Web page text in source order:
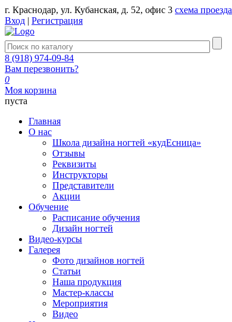
г. Краснодар, ул. Кубанская, д. 52, офис 3 схема проезда
Вход | Регистрация
8 (918) 974-09-84
Вам перезвонить?
0
Моя корзина
пуста
Главная
О нас
Школа дизайна ногтей «кудЕсница»
Отзывы
Реквизиты
Инструкторы
Представители
Акции
Обучение
Расписание обучения
Дизайн ногтей
Видео-курсы
Галерея
Фото дизайнов ногтей
Статьи
Наша продукция
Мастер-классы
Мероприятия
Видео